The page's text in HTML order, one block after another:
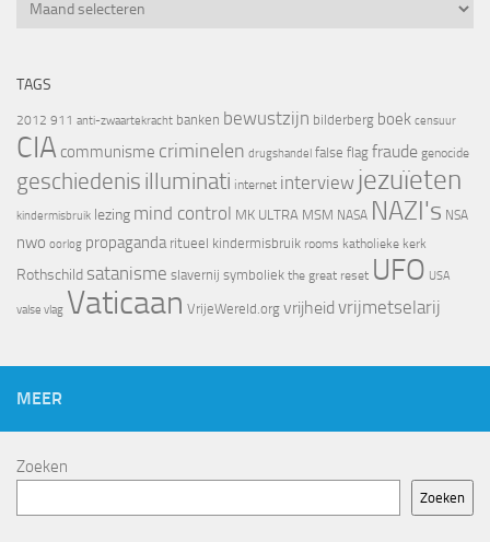
TAGS
2012 911 anti-zwaartekracht banken bewustzijn bilderberg boek censuur
CIA communisme criminelen drugshandel false flag fraude genocide
geschiedenis illuminati internet interview jezuïeten
kindermisbruik lezing mind control MK ULTRA MSM NASA NAZI's NSA
nwo oorlog propaganda ritueel kindermisbruik rooms katholieke kerk
Rothschild satanisme slavernij symboliek the great reset UFO USA
valse vlag Vaticaan VrijeWereld.org vrijheid vrijmetselarij
MEER
Zoeken
Zoeken